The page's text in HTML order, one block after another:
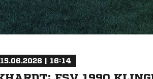
15.06.2026 | 16:14